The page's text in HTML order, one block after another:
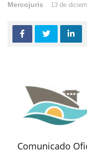
Mercojuris 13 de
Comunicado